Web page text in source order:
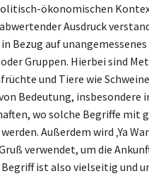
ökonomischen Kontext
Ausdruck
Bezug auf
Gruppen. Hierbei sind
und Tiere wie
Bedeutung, insbesondere
wo solche Begriffe mit
Außerdem wird ‚Ya
verwendet, um die
Begriff ist also vielseitig und